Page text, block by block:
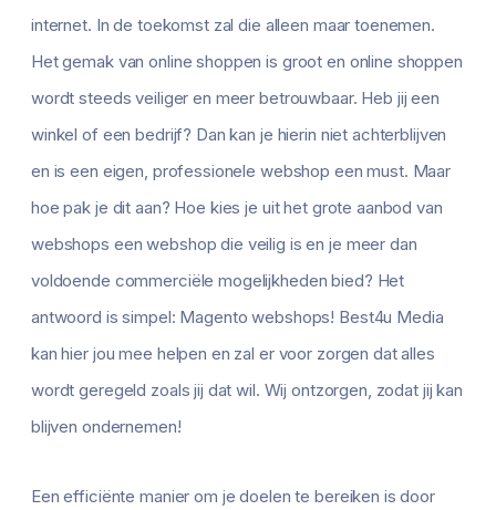
internet. In de toekomst zal die alleen maar toenemen.
Het gemak van online shoppen is groot en online shoppen
wordt steeds veiliger en meer betrouwbaar. Heb jij een
winkel of een bedrijf? Dan kan je hierin niet achterblijven
en is een eigen, professionele webshop een must. Maar
hoe pak je dit aan? Hoe kies je uit het grote aanbod van
webshops een webshop die veilig is en je meer dan
voldoende commerciële mogelijkheden bied? Het
antwoord is simpel: Magento webshops! Best4u Media
kan hier jou mee helpen en zal er voor zorgen dat alles
wordt geregeld zoals jij dat wil. Wij ontzorgen, zodat jij kan
blijven ondernemen!
Een efficiënte manier om je doelen te bereiken is door